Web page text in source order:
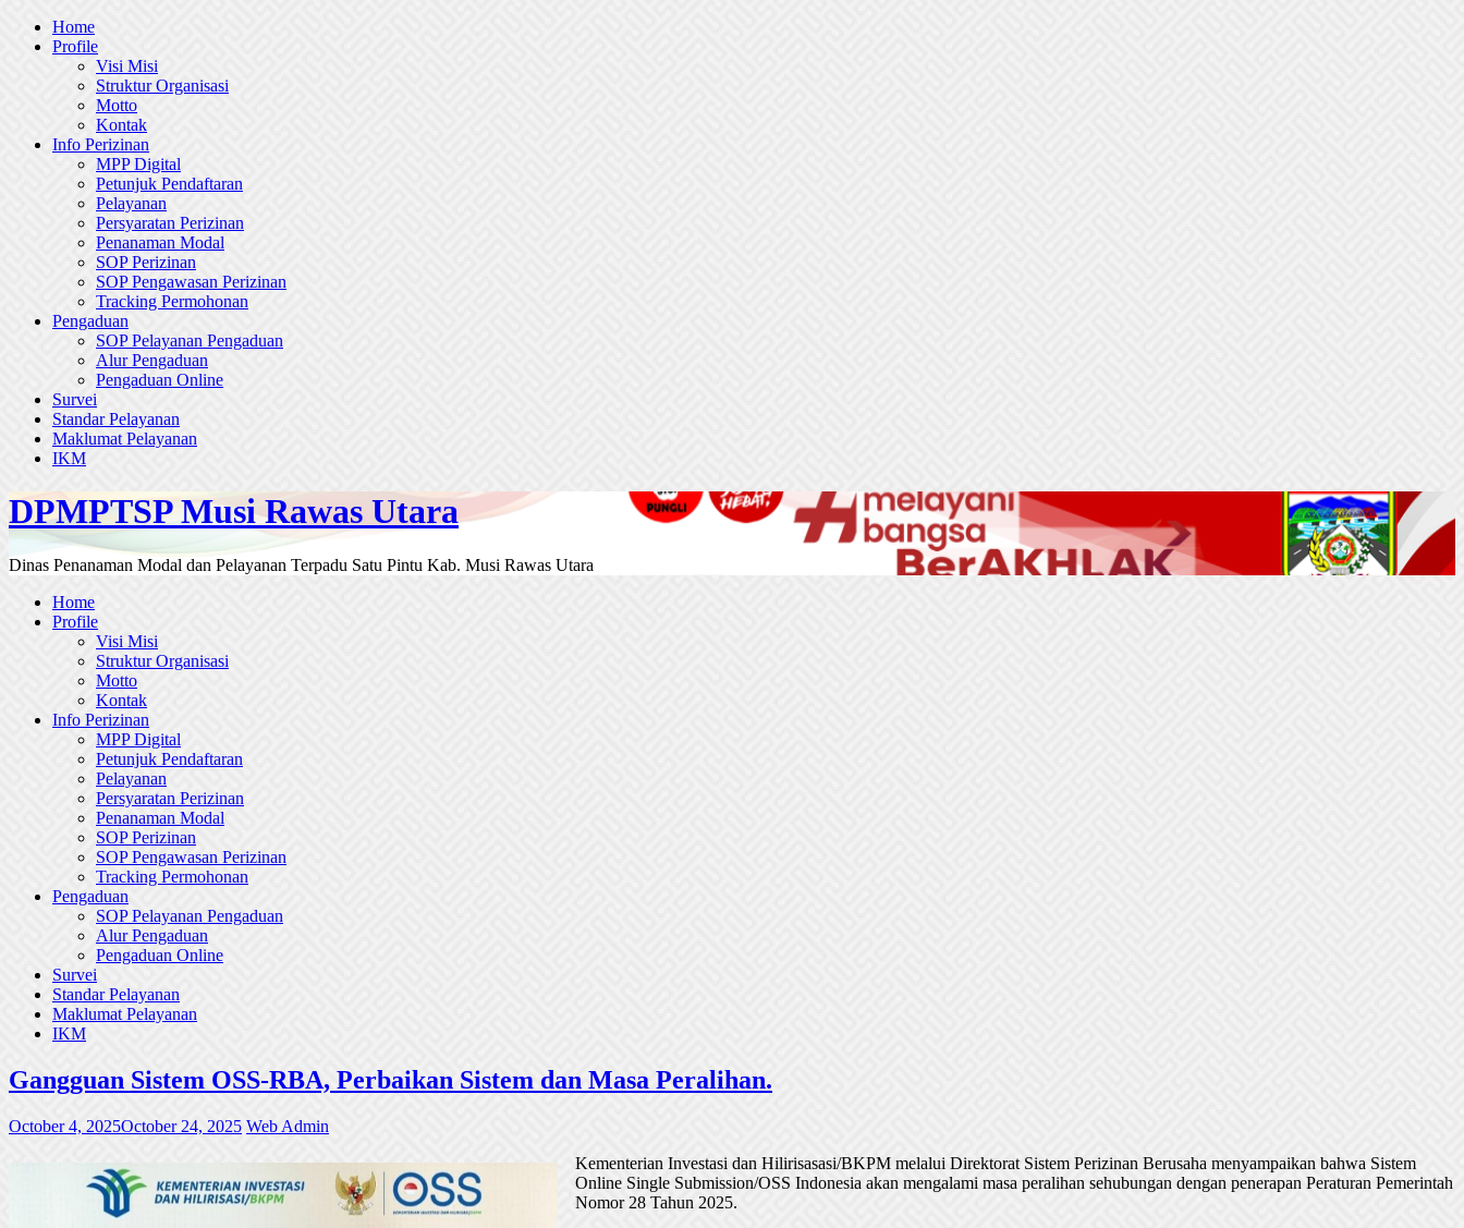
Skip
Home
Profile
Visi Misi
Struktur Organisasi
Motto
Kontak
Info Perizinan
MPP Digital
Petunjuk Pendaftaran
Pelayanan
Persyaratan Perizinan
Penanaman Modal
SOP Perizinan
SOP Pengawasan Perizinan
Tracking Permohonan
Pengaduan
SOP Pelayanan Pengaduan
Alur Pengaduan
Pengaduan Online
Survei
Standar Pelayanan
Maklumat Pelayanan
IKM
DPMPTSP Musi Rawas Utara
Dinas Penanaman Modal dan Pelayanan Terpadu Satu Pintu Kab. Musi Rawas Utara
Home
Profile
Visi Misi
Struktur Organisasi
Motto
Kontak
Info Perizinan
MPP Digital
Petunjuk Pendaftaran
Pelayanan
Persyaratan Perizinan
Penanaman Modal
SOP Perizinan
SOP Pengawasan Perizinan
Tracking Permohonan
Pengaduan
SOP Pelayanan Pengaduan
Alur Pengaduan
Pengaduan Online
Survei
Standar Pelayanan
Maklumat Pelayanan
IKM
Gangguan Sistem OSS-RBA, Perbaikan Sistem dan Masa Peralihan.
October 4, 2025October 24, 2025 Web Admin
Kementerian Investasi dan Hilirisasasi/BKPM melalui Direktorat Sistem Perizinan Berusaha menyampaikan bahwa Sistem
Online Single Submission/OSS Indonesia akan mengalami masa peralihan sehubungan dengan penerapan Peraturan Pemerintah
Nomor 28 Tahun 2025.